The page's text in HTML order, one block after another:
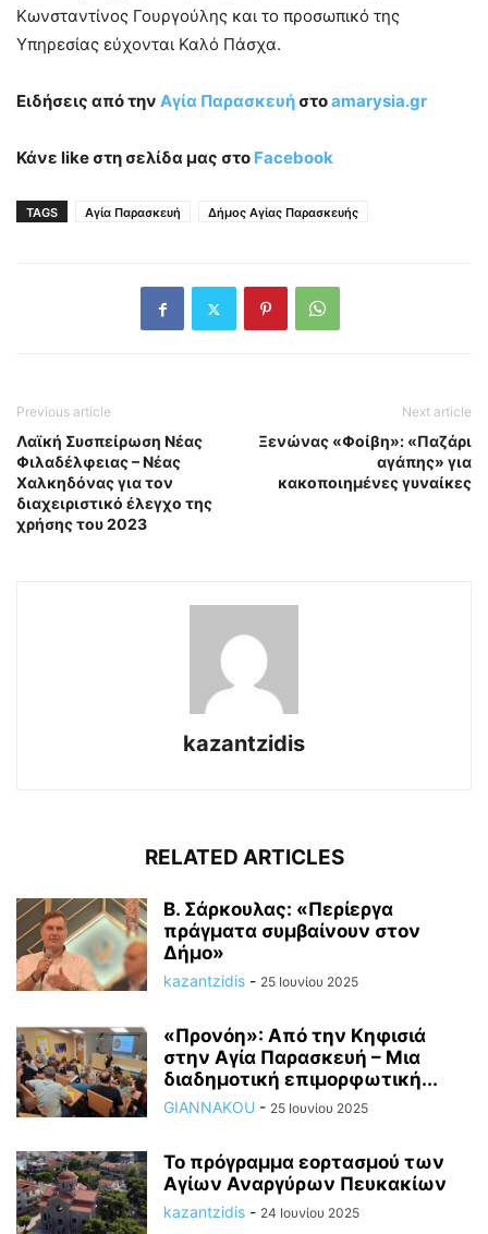
Κωνσταντίνος Γουργούλης και το προσωπικό της
Υπηρεσίας εύχονται Καλό Πάσχα.
Ειδήσεις από την Αγία Παρασκευή στοamarysia.gr
Κάνε like στη σελίδα μας στο Facebook
TAGS Αγία Παρασκευή Δήμος Αγίας Παρασκευής
Previous article
Λαϊκή Συσπείρωση Νέας
Φιλαδέλφειας – Νέας
Χαλκηδόνας για τον
διαχειριστικό έλεγχο της
χρήσης του 2023
Next article
Ξενώνας «Φοίβη»: «Παζάρι
αγάπης» για
κακοποιημένες γυναίκες
kazantzidis
RELATED ARTICLES
Β. Σάρκουλας: «Περίεργα
πράγματα συμβαίνουν στον
Δήμο»
kazantzidis - 25 Ιουνίου 2025
«Προνόη»: Από την Κηφισιά
στην Αγία Παρασκευή – Μια
διαδημοτική επιμορφωτική...
GIANNAKOU - 25 Ιουνίου 2025
To πρόγραμμα εορτασμού των
Αγίων Αναργύρων Πευκακίων
kazantzidis - 24 Ιουνίου 2025